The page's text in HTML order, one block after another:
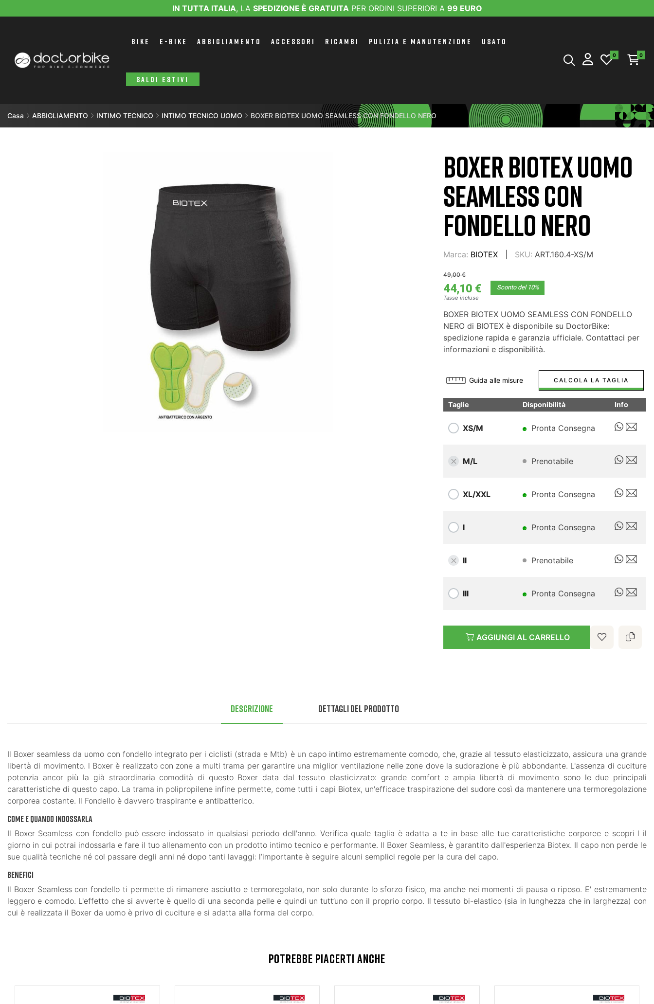
IN TUTTA ITALIA, LA SPEDIZIONE È GRATUITAPER ORDINI SUPERIORI A 99 EURO
BIKE E-BIKE ABBIGLIAMENTO ACCESSORI RICAMBI PULIZIA E MANUTENZIONE USATO
SALDI ESTIVI
0 0
Casa ABBIGLIAMENTO INTIMO TECNICO INTIMO TECNICO UOMO BOXER BIOTEX UOMO SEAMLESS CON FONDELLO NERO
BOXER BIOTEX UOMO
SEAMLESS CON
FONDELLO NERO
Marca: BIOTEX SKU: ART.160.4-XS/M
49,00 €
44,10 € Sconto del 10%
Tasse incluse
BOXER BIOTEX UOMO SEAMLESS CON FONDELLO
NERO di BIOTEX è disponibile su DoctorBike:
spedizione rapida e garanzia ufficiale. Contattaci per
informazioni e disponibilità.
Guida alle misure CALCOLA LA TAGLIA
Taglie Disponibilità Info
XS/M Pronta Consegna
M/L Prenotabile
XL/XXL Pronta Consegna
I Pronta Consegna
II Prenotabile
III Pronta Consegna
AGGIUNGI AL CARRELLO
Descrizione Dettagli del prodotto
Il Boxer seamless da uomo con fondello integrato per i ciclisti (strada e Mtb) è un capo intimo estremamente comodo, che, grazie al tessuto elasticizzato, assicura una grande
libertà di movimento. l Boxer è realizzato con zone a multi trama per garantire una miglior ventilazione nelle zone dove la sudorazione è più abbondante. L'assenza di cuciture
potenzia ancor più la già straordinaria comodità di questo Boxer data dal tessuto elasticizzato: grande comfort e ampia libertà di movimento sono le due principali
caratteristiche di questo capo. La trama in polipropilene infine permette, come tutti i capi Biotex, un'efficace traspirazione del sudore così da mantenere una termoregolazione
corporea costante. Il Fondello è davvero traspirante e antibatterico.
Come e quando indossarla
Il Boxer Seamless con fondello può essere indossato in qualsiasi periodo dell'anno. Verifica quale taglia è adatta a te in base alle tue caratteristiche corporee e scopri l il
giorno in cui potrai indossarla e fare il tuo allenamento con un prodotto intimo tecnico e performante. Il Boxer Seamless, è garantito dall'esperienza Biotex. Il capo non perde le
sue qualità tecniche né col passare degli anni né dopo tanti lavaggi: l’importante è seguire alcuni semplici regole per la cura del capo.
Benefici
Il Boxer Seamless con fondello ti permette di rimanere asciutto e termoregolato, non solo durante lo sforzo fisico, ma anche nei momenti di pausa o riposo. E' estremamente
leggero e comodo. L'effetto che si avverte è quello di una seconda pelle e quindi un tutt’uno con il proprio corpo. Il tessuto bi-elastico (sia in lunghezza che in larghezza) con
cui è realizzata il Boxer da uomo è privo di cuciture e si adatta alla forma del corpo.
POTREBBE PIACERTI ANCHE